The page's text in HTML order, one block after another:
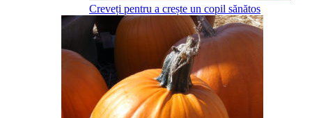
Creveți pentru a crește un copil sănătos